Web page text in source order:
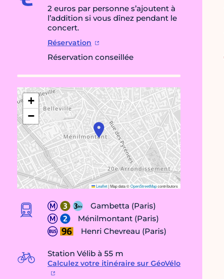
2 euros par personne s’ajoutent à
l’addition si vous dînez pendant le
concert.
Réservation
Réservation conseillée
+
−
Leaflet|Map data ©OpenStreetMapcontributors
Gambetta (Paris)
Ménilmontant (Paris)
Henri Chevreau (Paris)
Station Vélib à 55 m
Calculez votre itinéraire sur GéoVélo